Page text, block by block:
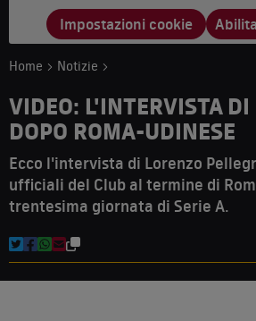
Impostazioni cookie
Home Notizie
VIDEO: L'INTERVISTA DI
DOPO ROMA-UDINESE
Ecco l'intervista di Lorenzo
ufficiali del Club al termine di
trentesima giornata di Serie A.